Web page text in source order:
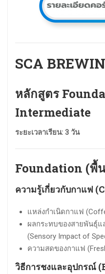
SCA
หลักสูตร
Intermediate
ระยะเวลาเรียน: 3 วัน
Foundation (พื้
ความรู้เกี่ยวกับกาแฟ
แหล่งกำเนิดกาแฟ
ผลกระทบของสายพันธุ์
(Sensory Impact of
ความสดของกาแฟ
วิธีการชงและอุปกรณ์